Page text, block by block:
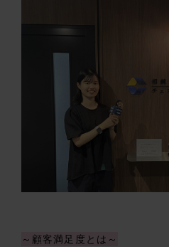
～顧客満足度とは～